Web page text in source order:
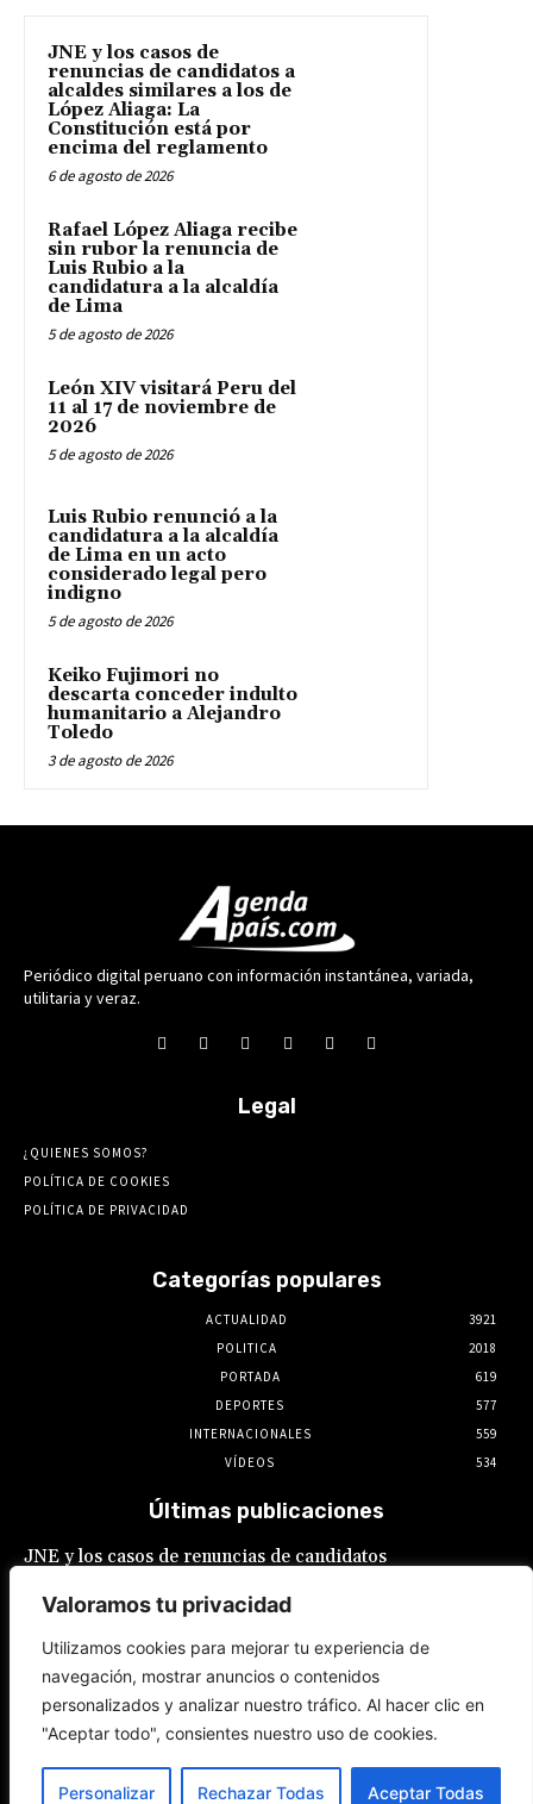
Valoramos tu privacidad
Utilizamos cookies para mejorar tu experiencia de
navegación, mostrar anuncios o contenidos
personalizados y analizar nuestro tráfico. Al hacer clic en
"Aceptar todo", consientes nuestro uso de cookies.
Personalizar Rechazar Todas Aceptar Todas
JNE y los casos de
renuncias de candidatos a
alcaldes similares a los de
López Aliaga: La
Constitución está por
encima del reglamento
6 de agosto de 2026
Rafael López Aliaga recibe
sin rubor la renuncia de
Luis Rubio a la
candidatura a la alcaldía
de Lima
5 de agosto de 2026
León XIV visitará Peru del
11 al 17 de noviembre de
2026
5 de agosto de 2026
Luis Rubio renunció a la
candidatura a la alcaldía
de Lima en un acto
considerado legal pero
indigno
5 de agosto de 2026
Keiko Fujimori no
descarta conceder indulto
humanitario a Alejandro
Toledo
3 de agosto de 2026
Periódico digital peruano con información instantánea, variada,
utilitaria y veraz.
Legal
¿QUIENES SOMOS?
POLÍTICA DE COOKIES
POLÍTICA DE PRIVACIDAD
Categorías populares
ACTUALIDAD
3921
POLITICA
2018
PORTADA
619
DEPORTES
577
INTERNACIONALES
559
VÍDEOS
534
Últimas publicaciones
JNE y los casos de renuncias de candidatos
Constitución está por encima del reglamento
Rafael López Aliaga recibe sin rubor la
renuncia de Luis Rubio a la candidatura a la
alcaldía de Lima